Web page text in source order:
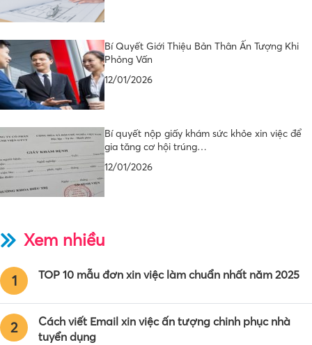
Bí Quyết Giới Thiệu Bản Thân Ấn Tượng Khi
Phỏng Vấn
12/01/2026
Bí quyết nộp giấy khám sức khỏe xin việc để
gia tăng cơ hội trúng…
12/01/2026
Xem nhiều
1 TOP 10 mẫu đơn xin việc làm chuẩn nhất năm 2025
2
Cách viết Email xin việc ấn tượng chinh phục nhà
tuyển dụng